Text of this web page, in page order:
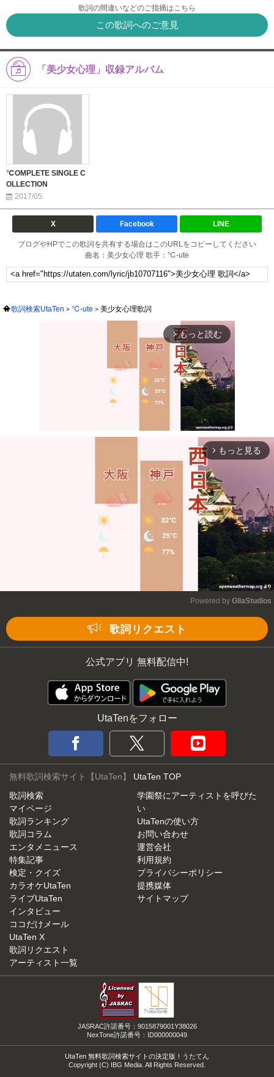
歌詞の間違いなどのご指摘はこちら
この歌詞へのご意見
「美少女心理」収録アルバム
℃OMPLETE SINGLE C
OLLECTION
2017/05
X Facebook LINE
ブログやHPでこの歌詞を共有する場合はこのURLをコピーしてください
曲名：美少女心理 歌手：℃-ute
歌詞検索UtaTen ℃-ute 美少女心理歌詞
arrow_forward_ios もっと読む
Mute
arrow_forward_ios もっと見る
Powered by GliaStudios
歌詞リクエスト
公式アプリ 無料配信中!
UtaTenをフォロー
無料歌詞検索サイト【UtaTen】 UtaTen TOP
歌詞検索
マイページ
歌詞ランキング
歌詞コラム
エンタメニュース
特集記事
検定・クイズ
カラオケUtaTen
ライブUtaTen
インタビュー
ココだけメール
UtaTen X
歌詞リクエスト
アーティスト一覧
学園祭にアーティストを呼びた
い
UtaTenの使い方
お問い合わせ
運営会社
利用規約
プライバシーポリシー
提携媒体
サイトマップ
JASRAC許諾番号：9015879001Y38026
NexTone許諾番号：ID000000049
UtaTen 無料歌詞検索サイトの決定版！うたてん
Copyright (C) IBG Media. All Rights Reserved.